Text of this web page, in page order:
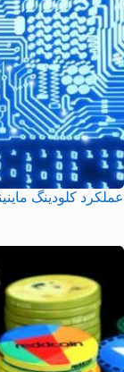
عملکرد کلودینگ